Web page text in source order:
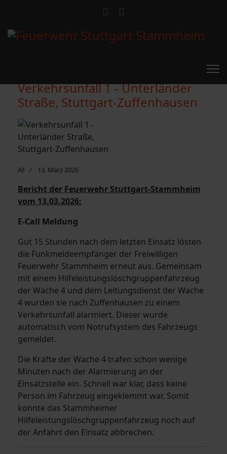
Verkehrsunfall 1 - Unterländer
Straße, Stuttgart-Zuffenhausen
AF 13. März 2026
Bericht der Feuerwehr Stuttgart-Stammheim
vom 13.03.2026:
E-Call Meldung
Gut 15 Stunden nach dem letzten Einsatz lösten
die Funkmeldeempfänger der Freiwilligen
Feuerwehr Stammheim erneut aus. Gemeinsam
mit einem Hilfeleistungslöschgruppenfahrzeug
der Wache 4 und dem Leitungsdienst der Wache
4 wurden sie nach Zuffenhausen zu einem
Verkehrsunfall alarmiert. Dieser wurde
automatisch vom Notrufsystem des Fahrzeugs
gemeldet.
Die Kräfte der Wache 4 trafen schon wenige
Minuten nach der Alarmierung an der
Einsatzstelle ein. Schnell war klar, dass keine
Person im Fahrzeug eingeklemmt war. Somit
konnte das Stammheimer
Hilfeleistungslöschgruppenfahrzeug noch auf
der Anfahrt den Einsatz abbrechen.